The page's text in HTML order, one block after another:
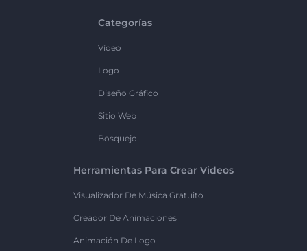
Categorías
Vídeo
Logo
Diseño Gráfico
Sitio Web
Bosquejo
Herramientas Para Crear Videos
Visualizador De Música Gratuito
Creador De Animaciones
Animación De Logo